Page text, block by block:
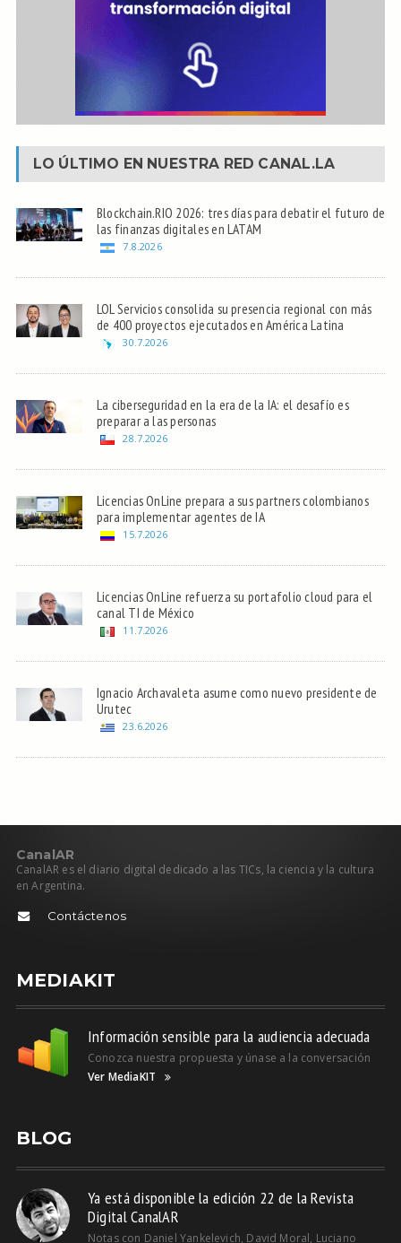
LO ÚLTIMO EN NUESTRA RED CANAL.LA
Blockchain.RIO 2026: tres días para debatir el futuro de
las finanzas digitales en LATAM
7.8.2026
LOL Servicios consolida su presencia regional con más
de 400 proyectos ejecutados en América Latina
30.7.2026
La ciberseguridad en la era de la IA: el desafío es
preparar a las personas
28.7.2026
Licencias OnLine prepara a sus partners colombianos
para implementar agentes de IA
15.7.2026
Licencias OnLine refuerza su portafolio cloud para el
canal TI de México
11.7.2026
Ignacio Archavaleta asume como nuevo presidente de
Urutec
23.6.2026
CanalAR
CanalAR es el diario digital dedicado a las TICs, la ciencia y la cultura
en Argentina.
Contáctenos
MEDIAKIT
Información sensible para la audiencia adecuada
Conozca nuestra propuesta y únase a la conversación
Ver MediaKIT
BLOG
Ya está disponible la edición 22 de la Revista
Digital CanalAR
Notas con Daniel Yankelevich, David Moral, Luciano